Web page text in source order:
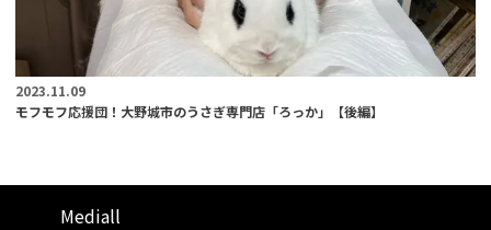
2023.11.09
モフモフ応援団！大野城市のうさぎ専門店「ろっか」【後編】
Mediall